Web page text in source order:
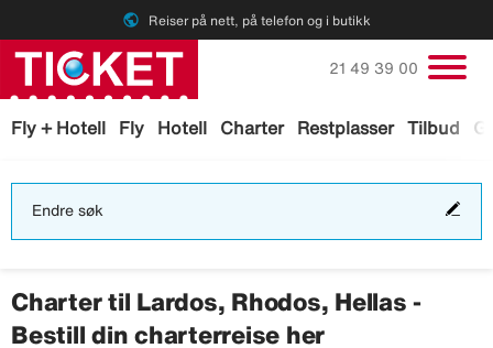
public Reiser på nett, på telefon og i butikk
Fly + Hotell Fly Hotell Charter Restplasser Tilbud
Ring oss på
21 49 39 00
Endre søk
Charter til Lardos, Rhodos, Hellas -
Bestill din charterreise her